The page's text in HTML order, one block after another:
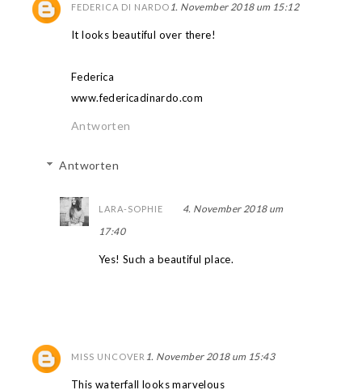
FEDERICA DI NARDO1. November 2018 um 15:12
It looks beautiful over there!
Federica
www.federicadinardo.com
Antworten
Antworten
LARA-SOPHIE
4. November 2018 um
17:40
Yes! Such a beautiful place.
MISS UNCOVER 1. November 2018 um 15:43
This waterfall looks marvelous